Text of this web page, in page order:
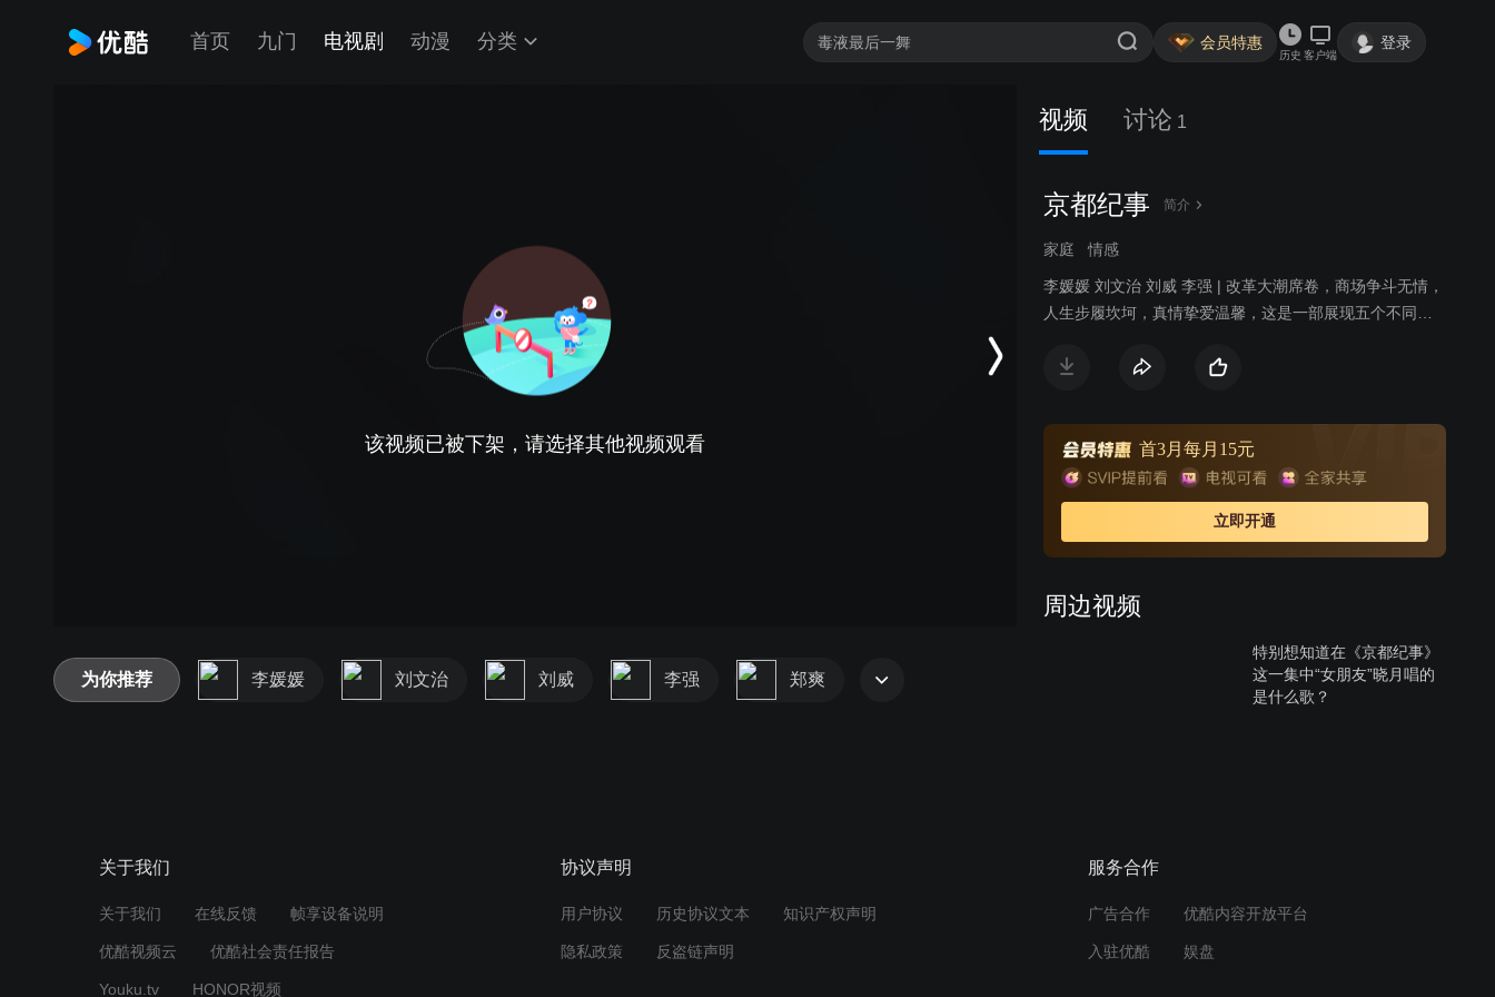
首页 九门 电视剧 动漫 分类 会员特惠
历史 客户端
登录
该视频已被下架，请选择其他视频观看
视频 讨论 1
京都纪事 简介
家庭 情感
李媛媛 刘文治 刘威 李强 | 改革大潮席卷，商场争斗无情，
人生步履坎坷，真情挚爱温馨，这是一部展现五个不同家
英街，说不完的世事沧桑；一个好故事，道不尽的韵味悠
首3月每月15元
立即开通
周边视频
特别想知道在《京都纪事》
这一集中“女朋友”晓月唱的
是什么歌？
航家门口被“砌墙”
为你推荐 李媛媛 刘文治 刘威 李强 郑爽
关于我们
关于我们 在线反馈 帧享设备说明
优酷视频云 优酷社会责任报告
Youku.tv HONOR视频
协议声明
用户协议 历史协议文本 知识产权声明
隐私政策 反盗链声明
服务合作
广告合作 优酷内容开放平台
入驻优酷 娱盘